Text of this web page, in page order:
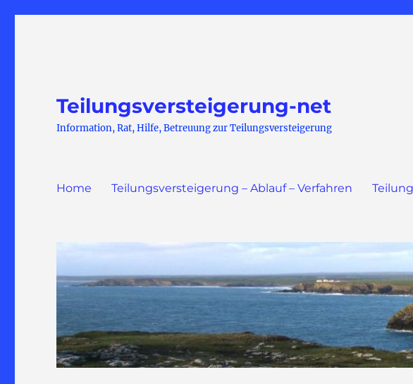
Teilungsversteigerung-net
Information, Rat, Hilfe, Betreuung zur Teilungsversteigerung
Home Teilungsversteigerung – Ablauf – Verfahren